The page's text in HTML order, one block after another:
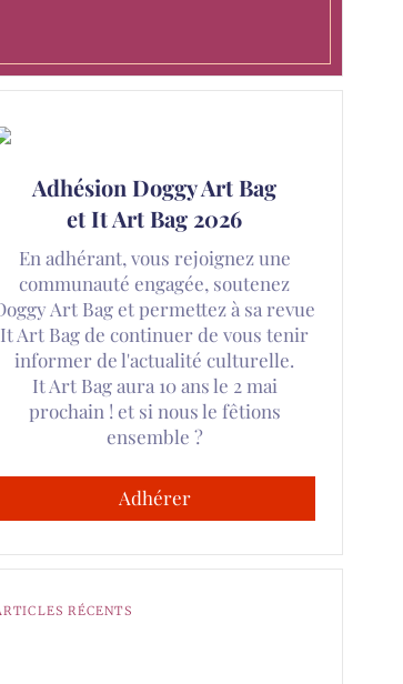
Adhésion Doggy Art Bag
et It Art Bag 2026
En adhérant, vous rejoignez une
communauté engagée, soutenez
Art Bag et permettez à sa revue
It Art Bag de continuer de vous tenir
informer de l'actualité culturelle.
It Art Bag aura 10 ans le 2 mai
prochain ! et si nous le fêtions
ensemble ?
Adhérer
RÉCENTS